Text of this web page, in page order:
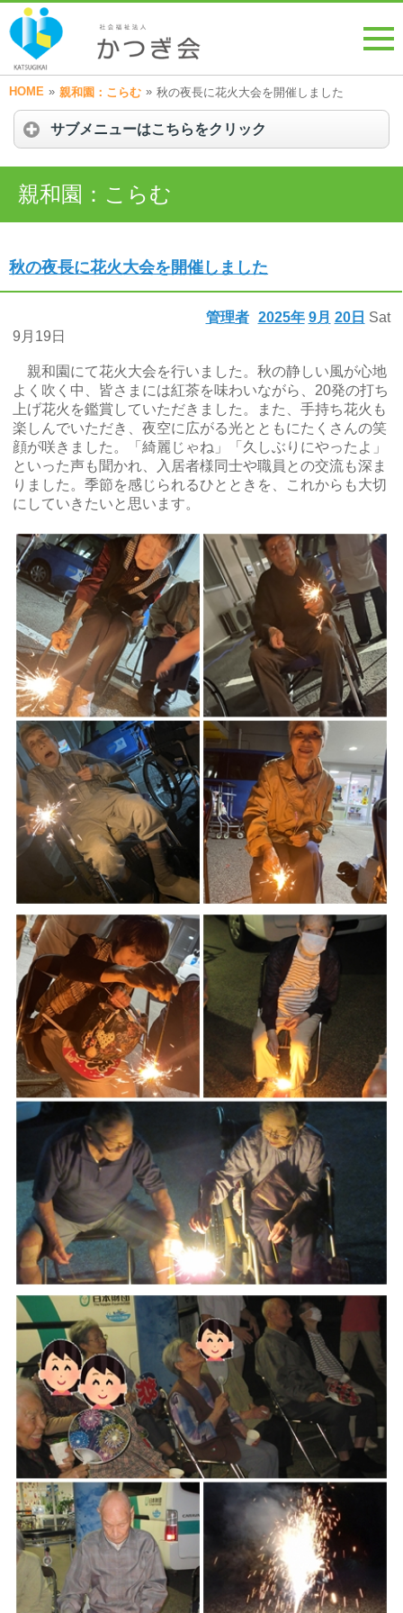
HOME » 親和園：こらむ » 秋の夜長に花火大会を開催しました
サブメニューはこちらをクリック
親和園：こらむ
秋の夜長に花火大会を開催しました
2025年 9月 20日 Sat
管理者
9月19日
親和園にて花火大会を行いました。秋の静しい風が心地
よく吹く中、皆さまには紅茶を味わいながら、20発の打ち
上げ花火を鑑賞していただきました。また、手持ち花火も
楽しんでいただき、夜空に広がる光とともにたくさんの笑
顔が咲きました。「綺麗じゃね」「久しぶりにやったよ」
といった声も聞かれ、入居者様同士や職員との交流も深ま
りました。季節を感じられるひとときを、これからも大切
にしていきたいと思います。